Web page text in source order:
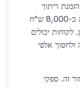
ריתוך
מבנה פלדה בגודל 10 מטר מרובע תעלה כ-8,000 ש"ח
ש"ח בצפון. לקוחות יכולים
ולחסוך אלפי
זה. ספקי